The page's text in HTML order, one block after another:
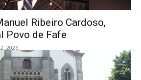
Ribeiro Cardoso,
Povo de Fafe
2026